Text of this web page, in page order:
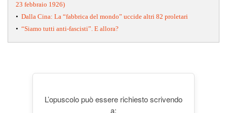
23 febbraio 1926)
• Dalla Cina: La “fabbrica del mondo” uccide altri 82 proletari
• “Siamo tutti anti-fascisti”. E allora?
L’opuscolo può essere richiesto scrivendo
a: